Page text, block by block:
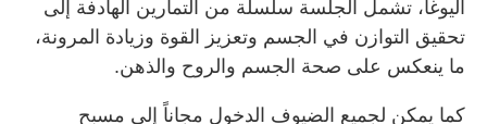
اليوغا، تشمل الجلسة سلسلة من التمارين الهادفة إلى
تحقيق التوازن في الجسم وتعزيز القوة وزيادة المرونة،
ما ينعكس على صحة الجسم والروح والذهن.
كما يمكن لجميع الضيوف الدخول مجاناً إلى مسبح